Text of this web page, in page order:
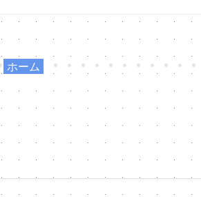
ホーム